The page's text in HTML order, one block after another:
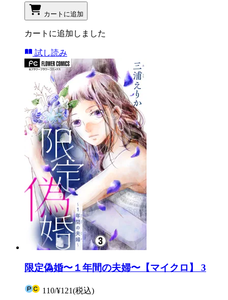
カートに追加
カートに追加しました
試し読み
限定偽婚〜１年間の夫婦〜【マイクロ】 3
110/¥121(税込)